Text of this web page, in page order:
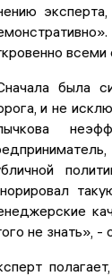
была
и не
не знать», -